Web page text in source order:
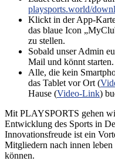
playsports.world/
Klickt in der App-
das blaue Icon
zu stellen.
Sobald unser Admin
Mail und könnt starten.
Alle, die kein
das Tablet vor Ort (
Hause (Video-Link)
Mit PLAYSPORTS gehen
Entwicklung des Sports in
Innovationsfreude ist ein
Mitgliedern nach innen
können.